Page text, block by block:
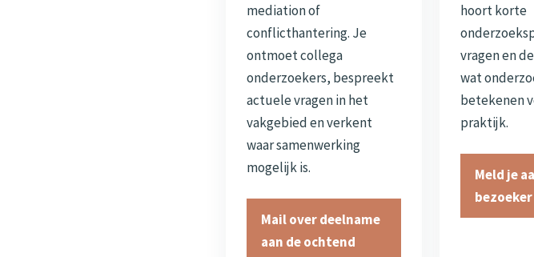
mediation of
conflicthantering. Je
ontmoet collega
onderzoekers, bespreekt
actuele vragen in het
vakgebied en verkent
waar samenwerking
mogelijk is.
Mail over deelname
aan de ochtend
hoort korte
vragen en
wat
betekenen
praktijk.
Meld je
bezoeker